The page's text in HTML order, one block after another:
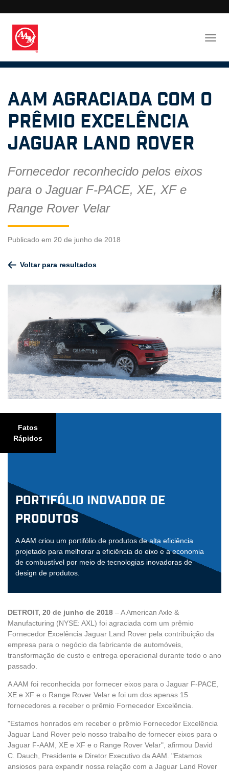
AAM agraciada com o
Prêmio Excelência
Jaguar Land Rover
Fornecedor reconhecido pelos eixos
para o Jaguar F-PACE, XE, XF e
Range Rover Velar ​
Publicado em 20 de junho de 2018
Voltar para resultados
Fatos
Rápidos
Portifólio Inovador de
Produtos
A AAM criou um portifólio de produtos de alta eficiência
projetado para melhorar a eficiência do eixo e a economia
de combustível por meio de tecnologias inovadoras de
design de produtos.
DETROIT, 20 de junho de 2018 – A American Axle &
Manufacturing (NYSE: AXL) foi agraciada com um prêmio
Fornecedor Excelência Jaguar Land Rover pela contribuição da
empresa para o negócio da fabricante de automóveis,
transformação de custo e entrega operacional durante todo o ano
passado.
A AAM foi reconhecida por fornecer eixos para o Jaguar F-PACE,
XE e XF e o Range Rover Velar e foi um dos apenas 15
fornecedores a receber o prêmio Fornecedor Excelência.
"Estamos honrados em receber o prêmio Fornecedor Excelência
Jaguar Land Rover pelo nosso trabalho de fornecer eixos para o
Jaguar F-AAM, XE e XF e o Range Rover Velar", afirmou David
C. Dauch, Presidente e Diretor Executivo da AAM. "Estamos
ansiosos para expandir nossa relação com a Jaguar Land Rover